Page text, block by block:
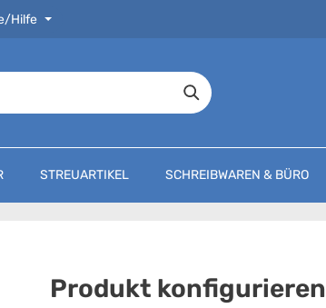
Hilfe
STREUARTIKEL SCHREIBWAREN & BÜRO
Produkt konfigurieren